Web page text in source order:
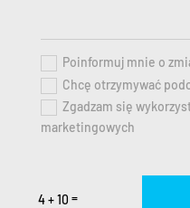
Poinformuj mnie o
Chcę otrzymywać
Zgadzam się
marketingowych
4 + 10 =